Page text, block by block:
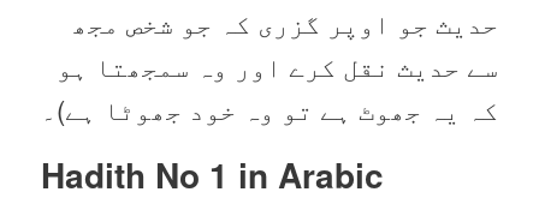
حدیث جو اوپر گزری کہ جو شخص مجھ
سے حدیث نقل کرے اور وہ سمجھتا ہو
کہ یہ جھوٹ ہے تو وہ خود جھوٹا ہے)۔
Hadith No 1 in Arabic